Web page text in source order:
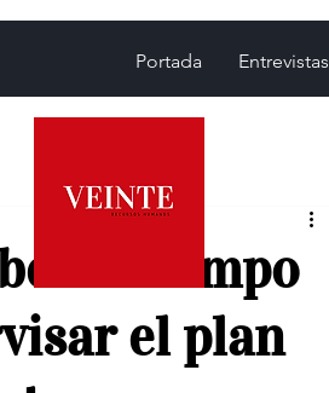
Portada Entrevistas
Campo
el plan